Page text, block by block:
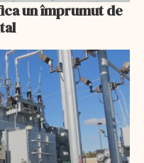
un împrumut de